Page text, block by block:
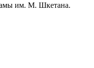
им. М. Шкетана.